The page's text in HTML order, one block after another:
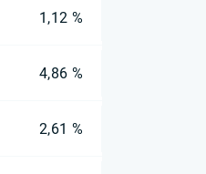
1,12 %
4,86 %
2,61 %